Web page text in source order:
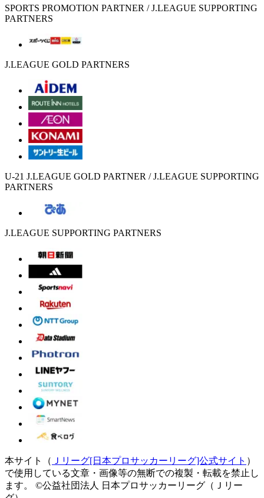
SPORTS PROMOTION PARTNER / J.LEAGUE SUPPORTING
PARTNERS
J.LEAGUE GOLD PARTNERS
U-21 J.LEAGUE GOLD PARTNER / J.LEAGUE SUPPORTING
PARTNERS
J.LEAGUE SUPPORTING PARTNERS
本サイト（ Ｊリーグ[日本プロサッカーリーグ]公式サイト ）
で使用している文章・画像等の無断での複製・転載を禁止し
ます。
©公益社団法人 日本プロサッカーリーグ（Ｊリー